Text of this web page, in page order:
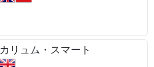
カリュム・スマート